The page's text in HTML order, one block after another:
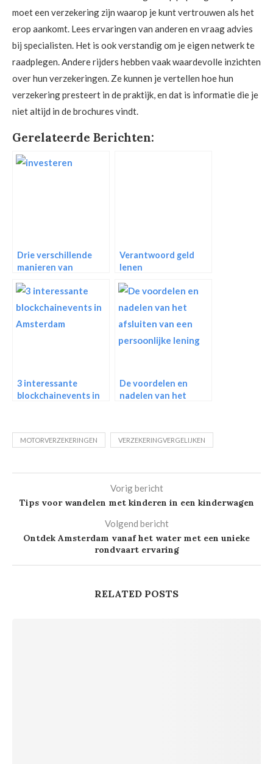
moet een verzekering zijn waarop je kunt vertrouwen als het
erop aankomt. Lees ervaringen van anderen en vraag advies
bij specialisten. Het is ook verstandig om je eigen netwerk te
raadplegen. Andere rijders hebben vaak waardevolle inzichten
over hun verzekeringen. Ze kunnen je vertellen hoe hun
verzekering presteert in de praktijk, en dat is informatie die je
niet altijd in de brochures vindt.
Gerelateerde Berichten:
Drie verschillende
manieren van
Verantwoord geld
lenen
3 interessante
blockchainevents in
De voordelen en
nadelen van het
MOTORVERZEKERINGEN VERZEKERINGVERGELIJKEN
Vorig bericht
Tips voor wandelen met kinderen in een kinderwagen
Volgend bericht
Ontdek Amsterdam vanaf het water met een unieke
rondvaart ervaring
RELATED POSTS